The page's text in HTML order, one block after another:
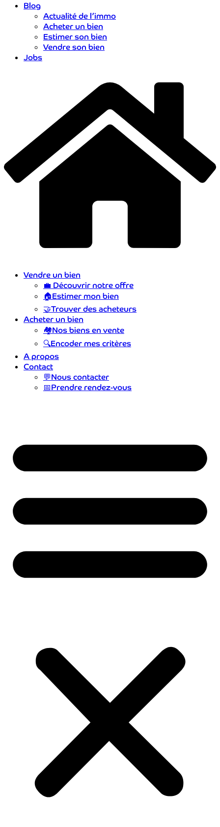
Blog
Actualité de l’immo
Acheter un bien
Estimer son bien
Vendre son bien
Jobs
Vendre un bien
💼 Découvrir notre offre
🏠Estimer mon bien
🤝Trouver des acheteurs
Acheter un bien
🏘️Nos biens en vente
🔍Encoder mes critères
A propos
Contact
💬Nous contacter
📅Prendre rendez-vous